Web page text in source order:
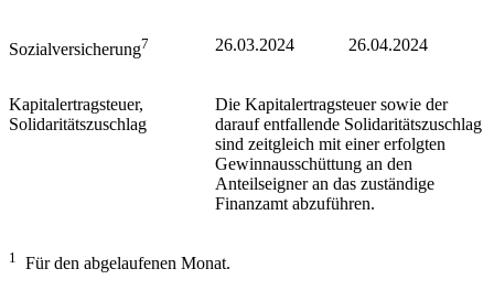
Sozialversicherung7 26.03.2024 26.04.2024
Kapitalertragsteuer,
Solidaritätszuschlag
Die Kapitalertragsteuer sowie der
darauf entfallende Solidaritätszuschlag
sind zeitgleich mit einer erfolgten
Gewinnausschüttung an den
Anteilseigner an das zuständige
Finanzamt abzuführen.
1 Für den abgelaufenen Monat.